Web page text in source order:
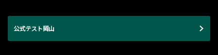
公式テスト岡山